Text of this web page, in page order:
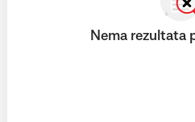
Nema rezultata